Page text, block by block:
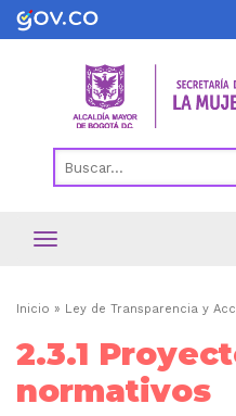
Pasar
al
Ruta
de
navegación
Inicio Ley de Transparencia y
2.3.1
normativos